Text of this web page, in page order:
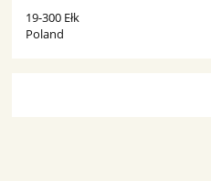
19-300 Ełk
Poland